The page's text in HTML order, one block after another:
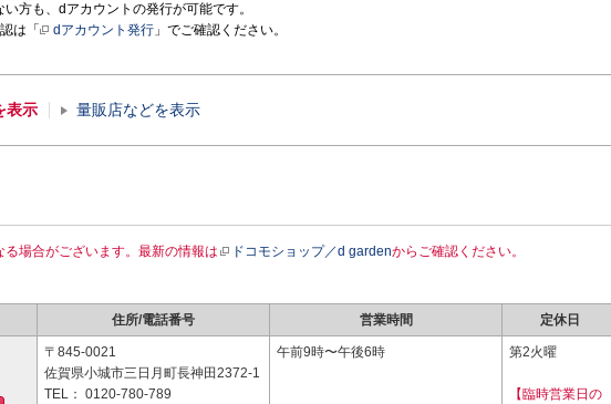
方も、dアカウントの発行が可能です。
は「
dアカウント発行 」でご確認ください。
表示 量販店などを表示
場合がございます。最新の情報は ドコモショップ／d gardenからご確認ください。
住所/電話番号 営業時間 定休日
〒845-0021
佐賀県小城市三日月町長神田2372-1
TEL： 0120-780-789
午前9時〜午後6時 第2火曜
【臨時営業日の